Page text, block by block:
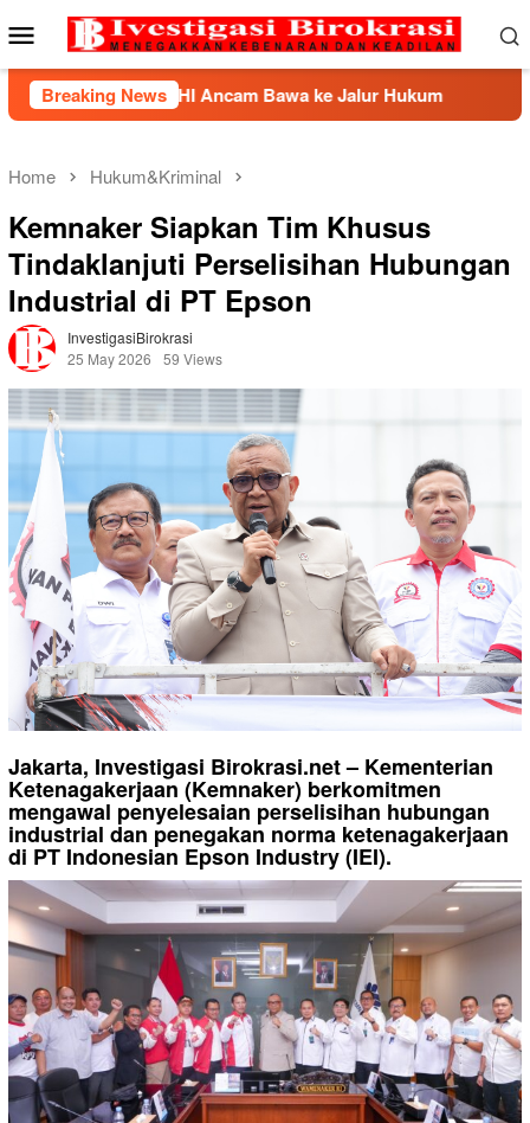
to
Mobile
Menu
Breaking News
BHP2HI Ancam Bawa ke Jalur Hukum Kemnaker
Home Hukum&Kriminal
Kemnaker Siapkan Tim Khusus
Tindaklanjuti Perselisihan Hubungan
Industrial di PT Epson
InvestigasiBirokrasi
25 May 2026
59 Views
Jakarta, Investigasi Birokrasi.net – Kementerian
Ketenagakerjaan (Kemnaker) berkomitmen
mengawal penyelesaian perselisihan hubungan
industrial dan penegakan norma ketenagakerjaan
di PT Indonesian Epson Industry (IEI).